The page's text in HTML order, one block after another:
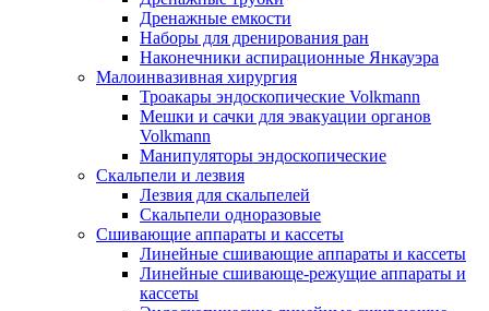
Дренажные емкости
Наборы для дренирования ран
Наконечники аспирационные Янкауэра
Малоинвазивная хирургия
Троакары эндоскопические Volkmann
Мешки и сачки для эвакуации органов
Volkmann
Манипуляторы эндоскопические
Скальпели и лезвия
Лезвия для скальпелей
Скальпели одноразовые
Сшивающие аппараты и кассеты
Линейные сшивающие аппараты и кассеты
Линейные сшивающе-режущие аппараты и
кассеты